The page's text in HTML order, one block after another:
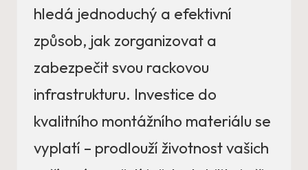
hledá jednoduchý a efektivní
způsob, jak zorganizovat a
zabezpečit svou rackovou
infrastrukturu. Investice do
kvalitního montážního materiálu se
vyplatí – prodlouží životnost vašich